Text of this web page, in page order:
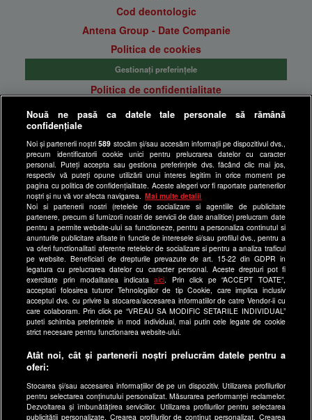
Cod deontologic
Antena Group - Date Companie
Politica de cookies
Gestionați preferințele
Politica de confidentialitate
Anunturi gratuite pe Lajumate.ro
Program Happy Channel
Echipa editorială
Site-uri Antena Group
a1.ro
antenastars.ro
as.ro
catine.ro
chefi.ro
deparinti.ro
medicool.ro
spynews.ro
useit.ro
retetefeldefel.ro
Nouă ne pasă ca datele tale personale să rămână
confidențiale
Noi și partenerii noștri589 stocăm și/sau accesăm informații pe dispozitivul dvs.,
precum identificatorii cookie unici pentru prelucrarea datelor cu caracter
personal. Puteți accepta sau gestiona preferințele dvs. făcând clic mai jos,
respectiv vă puteți opune utilizării unui interes legitim în orice moment pe
pagina cu politica de confidențialitate. Aceste alegeri vor fi raportate partenerilor
noștri și nu vă vor afecta navigarea.
Mai multe detalii
Noi si partenerii nostri (retelele de socializare si agentiile de publicitate
partenere, precum si furnizorii nostri de servicii de date analitice) prelucram date
pentru a permite website-ului sa functioneze, pentru a personaliza continutul si
anunturile publicitare afisate in functie de interesele si/sau profilul dvs., pentru a
va oferi functionalitati aferente retelelor de socializare si pentru a analiza traficul
pe website. Beneficiati de drepturile prevazute de art. 15-22 din GDPR in
legatura cu prelucrarea datelor cu caracter personal. Aceste drepturi pot fi
exercitate prin modalitatea indicataaici . Prin click pe “ACCEPT TOATE”,
acceptati folosirea tuturor Tehnologiilor de tip Cookie, care implica inclusiv
acceptul dvs. cu privire la stocarea/accesarea informatiilor de catre Vendor-ii cu
care colaboram. Prin click pe “VREAU SA MODIFIC SETARILE INDIVIDUAL”
puteti schimba preferintele in mod individual, mai putin cele legate de cookie
strict necesare pentru functionarea website-ului.
Atât noi, cât și partenerii noștri prelucrăm datele pentru a
oferi:
Stocarea și/sau accesarea informațiilor de pe un dispozitiv. Utilizarea profilurilor
pentru selectarea conținutului personalizat. Măsurarea performanței reclamelor.
Dezvoltarea și îmbunătățirea serviciilor. Utilizarea profilurilor pentru selectarea
publicității personalizate. Crearea profilurilor de conținut personalizat. Crearea